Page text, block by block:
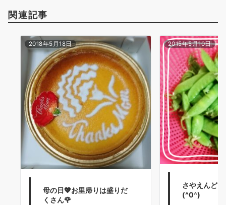
関連記事
2018年5月18日
母の日💖お里帰りは盛りだ
くさん🌹
2015年5月10日
さやえんど
(^0^)